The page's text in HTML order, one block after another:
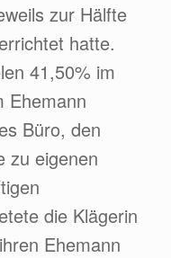
zur Hälfte
hatte.
41,50% im
Ehemann
Büro, den
zu eigenen
die Klägerin
Ehemann